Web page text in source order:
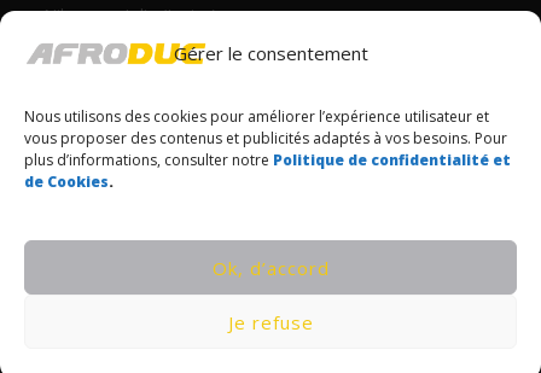
Gérer le consentement
Nous utilisons des cookies pour améliorer l’expérience utilisateur et
vous proposer des contenus et publicités adaptés à vos besoins. Pour
plus d’informations, consulter notre Politique de confidentialité et
de Cookies.
Ok, d’accord
Je refuse
Nikanor – Jolie (Lyrics)
Ghix – Axelerine Merryline (Lyrics)
Kocee feat KS Bloom – Stranger (Lyrics)
Paki Chenzu – Soldat (Lyrics)
Vano Baby – C’est toi (Lyrics)
© Copyrights Afroduc | Tous droits réservés
POLITIQUE DE CONFIDENTIALITÉ